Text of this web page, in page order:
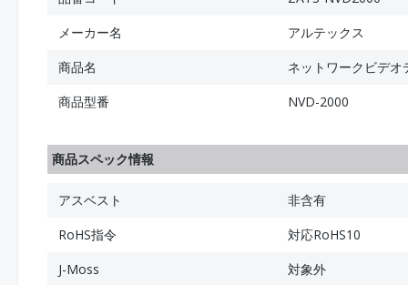
メーカー名
アルテックス
商品名
ネットワークビデオ
商品型番
NVD-2000
商品スペック情報
アスベスト
非含有
RoHS指令
対応RoHS10
J-Moss
対象外